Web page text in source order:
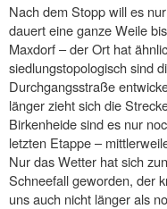
Nach dem Stopp will es
dauert eine ganze Weile
Maxdorf – der Ort hat
siedlungstopologisch sind
Durchgangsstraße
länger zieht sich die
Birkenheide sind es nur
letzten Etappe –
Nur das Wetter hat sich
Schneefall geworden, der
uns auch nicht länger als